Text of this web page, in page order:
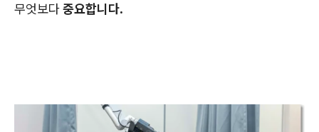
무엇보다중요합니다.